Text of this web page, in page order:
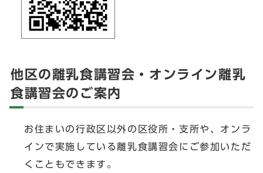
他区の離乳食講習会・オンライン離乳
食講習会のご案内
お住まいの行政区以外の区役所・支所や、オンラ
インで実施している離乳食講習会にご参加いただ
くこともできます。